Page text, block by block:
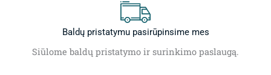
Baldų pristatymu pasirūpinsime mes
Siūlome baldų pristatymo ir surinkimo paslaugą.